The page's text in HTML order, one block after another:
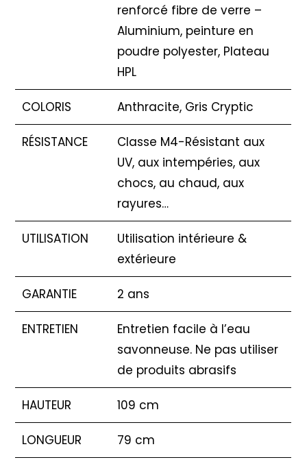
renforcé fibre de verre –
Aluminium, peinture en
poudre polyester, Plateau
HPL
COLORIS Anthracite, Gris Cryptic
RÉSISTANCE
Classe M4-Résistant aux
UV, aux intempéries, aux
chocs, au chaud, aux
rayures…
UTILISATION
Utilisation intérieure &
extérieure
GARANTIE 2 ans
ENTRETIEN
Entretien facile à l’eau
savonneuse. Ne pas utiliser
de produits abrasifs
HAUTEUR 109 cm
LONGUEUR 79 cm